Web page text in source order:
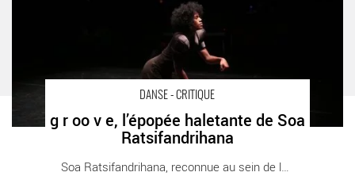
DANSE - CRITIQUE
g r oo v e, l’épopée haletante de Soa
Ratsifandrihana
Soa Ratsifandrihana, reconnue au sein de la [...]